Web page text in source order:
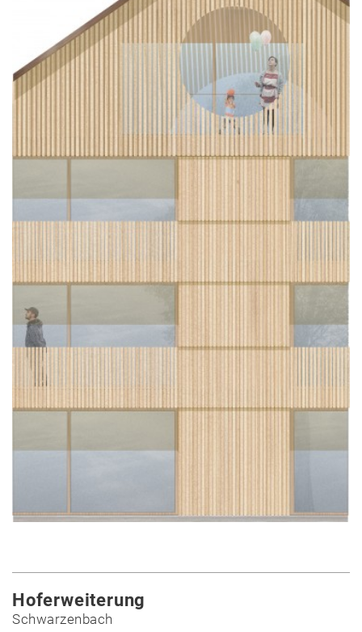
Hoferweiterung
Schwarzenbach